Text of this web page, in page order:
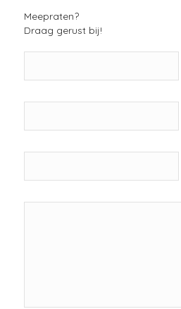
Meepraten?
Draag gerust bij!